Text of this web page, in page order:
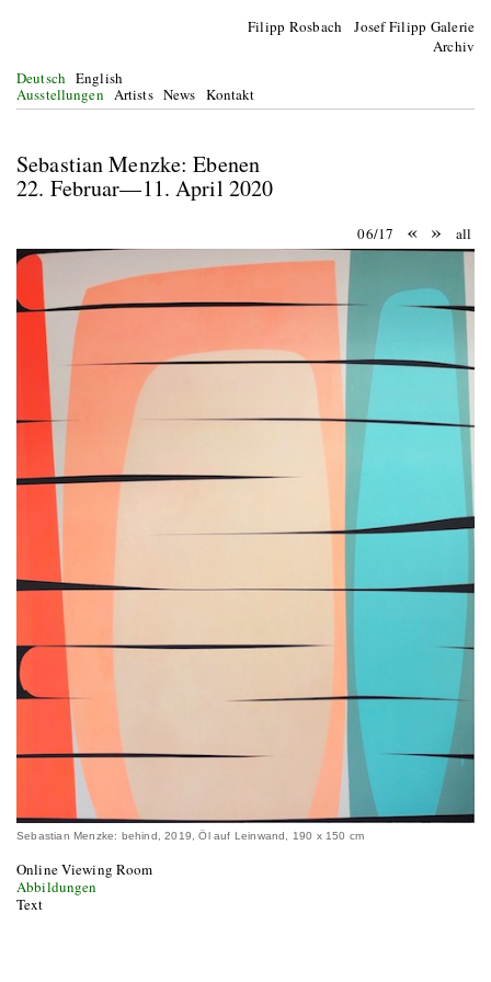
Filipp Rosbach Josef Filipp Galerie
Archiv
Deutsch English
Ausstellungen Artists News Kontakt
Sebastian Menzke: Ebenen
22. Februar—11. April 2020
06/17 « » all
Sebastian Menzke: behind, 2019, Öl auf Leinwand, 190 x 150 cm
Online Viewing Room
Abbildungen
Text